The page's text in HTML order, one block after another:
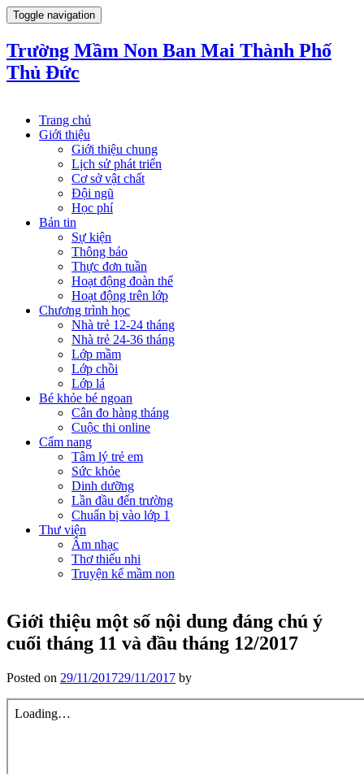
Toggle navigation
Trường Mầm Non Ban Mai Thành Phố
Thủ Đức
Trang chủ
Giới thiệu
Giới thiệu chung
Lịch sử phát triển
Cơ sở vật chất
Đội ngũ
Học phí
Bản tin
Sự kiện
Thông báo
Thực đơn tuần
Hoạt động đoàn thể
Hoạt động trên lớp
Chương trình học
Nhà trẻ 12-24 tháng
Nhà trẻ 24-36 tháng
Lớp mầm
Lớp chồi
Lớp lá
Bé khỏe bé ngoan
Cân đo hàng tháng
Cuộc thi online
Cẩm nang
Tâm lý trẻ em
Sức khỏe
Dinh dưỡng
Lần đầu đến trường
Chuẩn bị vào lớp 1
Thư viện
Âm nhạc
Thơ thiếu nhi
Truyện kể mầm non
Giới thiệu một số nội dung đáng chú ý
cuối tháng 11 và đầu tháng 12/2017
Posted on 29/11/201729/11/2017 by